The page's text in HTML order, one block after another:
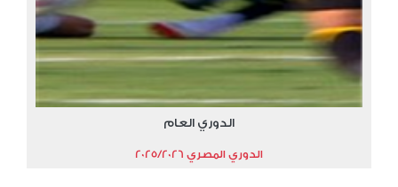
الدوري العام
الدوري المصري 2025/2026